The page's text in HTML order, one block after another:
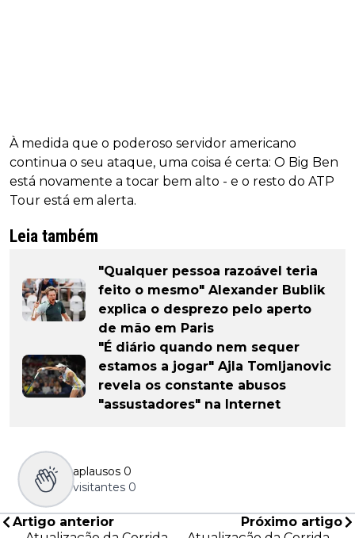
À medida que o poderoso servidor americano
continua o seu ataque, uma coisa é certa: O Big Ben
está novamente a tocar bem alto - e o resto do ATP
Tour está em alerta.
Leia também
"Qualquer pessoa razoável teria
feito o mesmo" Alexander Bublik
explica o desprezo pelo aperto
de mão em Paris
"É diário quando nem sequer
estamos a jogar" Ajla Tomljanovic
revela os constante abusos
"assustadores" na Internet
aplausos 0
visitantes 0
Artigo anterior
Próximo artigo